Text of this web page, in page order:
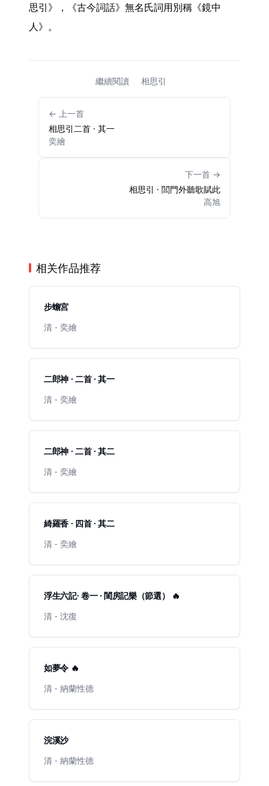
思引》，《古今詞話》無名氏詞用別稱《鏡中
人》。
繼續閱讀 相思引
← 上一首
相思引二首 · 其一
奕繪
下一首 →
相思引 · 閭門外聽歌賦此
高旭
相关作品推荐
步蟾宮
清 - 奕繪
二郎神 · 二首 · 其一
清 - 奕繪
二郎神 · 二首 · 其二
清 - 奕繪
綺羅香 · 四首 · 其二
清 - 奕繪
浮生六記· 卷一 · 閨房記樂（節選） 🔥
清 - 沈復
如夢令 🔥
清 - 納蘭性德
浣溪沙
清 - 納蘭性德